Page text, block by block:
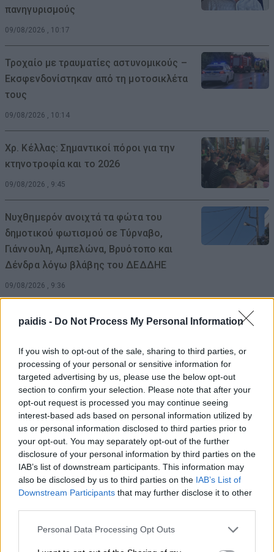
paidis - Do Not Process My Personal Information
If you wish to opt-out of the sale, sharing to third parties, or
processing of your personal or sensitive information for
targeted advertising by us, please use the below opt-out
section to confirm your selection. Please note that after your
opt-out request is processed you may continue seeing
interest-based ads based on personal information utilized by
us or personal information disclosed to third parties prior to
your opt-out. You may separately opt-out of the further
disclosure of your personal information by third parties on the
IAB’s list of downstream participants. This information may
also be disclosed by us to third parties on the IAB’s List of
Downstream Participants that may further disclose it to other
Personal Data Processing Opt Outs
πανηγυρισμούς
09/08/2026 , 10:17
Τροχαίο με τραυματίες αστυνομικούς –
Εκσφενδονίστηκαν από τη μοτοσικλέτα
τους
09/08/2026 , 10:14
Χρ. Κέλλας: Σημαντικοί πόροι για την
κτηνοτροφία και το 2026
09/08/2026 , 9:45
Νυχθημερόν ανοιχτά τα φώτα του
δημοτικού φωτισμού σε Τύρναβο,
Γιάννουλη, Αμπελώνα, Βρυότοπο και
Δένδρα λόγω βλάβης του ΔΕΔΔΗΕ
09/08/2026 , 9:36
Απίστευτη ιστορία στην Ελλάδα – Πώς μια
να κρατήσει ζωντανό έναν 30χρονο
09/08/2026 , 9:25
Διπλασιάζονται οι ανατιθέμενες εκτάσεις
πρασίνου στη Λάρισα – Συνολικά 1.120
στρέμματα υπό τη φροντίδα και επίβλεψη
του Δήμου Λαρισαίων
09/08/2026 , 9:09
ιδιοκτήτης και γονείς